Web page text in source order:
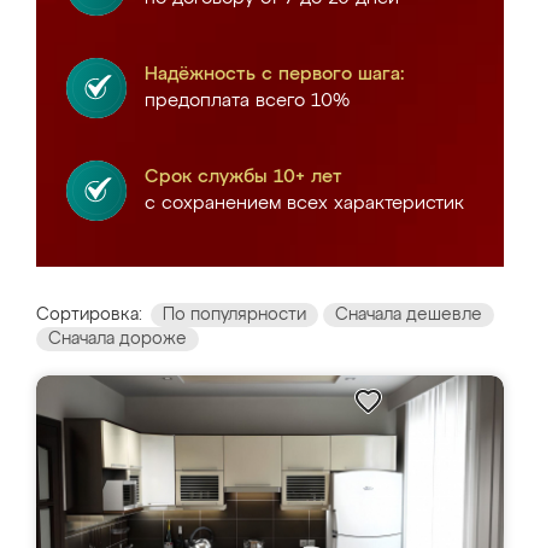
Надёжность с первого шага:
предоплата всего 10%
Срок службы 10+ лет
с сохранением всех характеристик
Сортировка: По популярности
Сначала дешевле
Сначала дороже